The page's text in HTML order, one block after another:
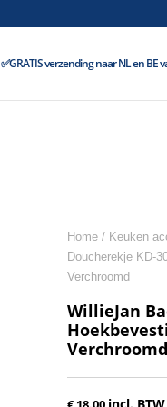
✅GRATIS verzending naar NL en BE
Home/ Keuken
Doucherekje KD-
Verchroomd
WillieJan
Verchroomd